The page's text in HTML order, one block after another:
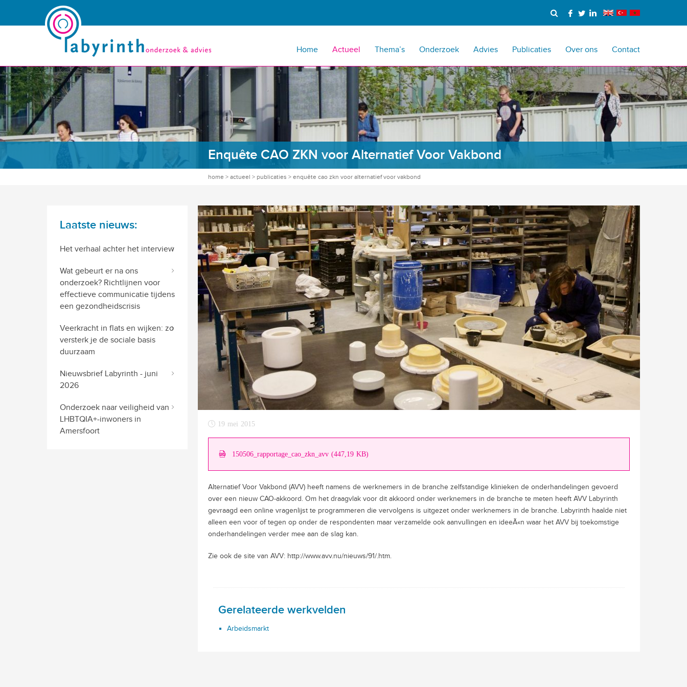
Home Actueel Thema’s Onderzoek Advies Publicaties Over ons Contact
Enquête CAO ZKN voor Alternatief Voor Vakbond
home > actueel > publicaties > enquête cao zkn voor alternatief voor vakbond
Laatste nieuws:
Het verhaal achter het interview
Wat gebeurt er na ons
onderzoek? Richtlijnen voor
effectieve communicatie tijdens
een gezondheidscrisis
Veerkracht in flats en wijken: zo
versterk je de sociale basis
duurzaam
Nieuwsbrief Labyrinth - juni
2026
Onderzoek naar veiligheid van
LHBTQIA+-inwoners in
Amersfoort
19 mei 2015
150506_rapportage_cao_zkn_avv (447,19 KB)
Alternatief Voor Vakbond (AVV) heeft namens de werknemers in de branche zelfstandige klinieken de onderhandelingen gevoerd
over een nieuw CAO-akkoord. Om het draagvlak voor dit akkoord onder werknemers in de branche te meten heeft AVV Labyrinth
gevraagd een online vragenlijst te programmeren die vervolgens is uitgezet onder werknemers in de branche. Labyrinth haalde niet
alleen een voor of tegen op onder de respondenten maar verzamelde ook aanvullingen en ideeÃ«n waar het AVV bij toekomstige
onderhandelingen verder mee aan de slag kan.
Zie ook de site van AVV: http://www.avv.nu/nieuws/91/.htm.
Gerelateerde werkvelden
Arbeidsmarkt